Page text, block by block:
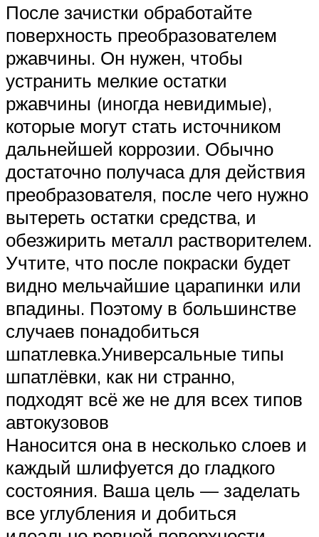
После зачистки обработайте
поверхность преобразователем
ржавчины. Он нужен, чтобы
устранить мелкие остатки
ржавчины (иногда невидимые),
которые могут стать источником
дальнейшей коррозии. Обычно
достаточно получаса для действия
преобразователя, после чего нужно
вытереть остатки средства, и
обезжирить металл растворителем.
Учтите, что после покраски будет
видно мельчайшие царапинки или
впадины. Поэтому в большинстве
случаев понадобиться
шпатлевка.Универсальные типы
шпатлёвки, как ни странно,
подходят всё же не для всех типов
автокузовов
Наносится она в несколько слоев и
каждый шлифуется до гладкого
состояния. Ваша цель — заделать
все углубления и добиться